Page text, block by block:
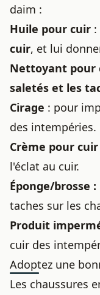
daim :
Huile pour cuir
cuir, et lui
Nettoyant pour
saletés et les
Cirage : pour
des intempéries.
Crème pour cuir
l'éclat au cuir.
Éponge/brosse :
taches sur les
Produit
cuir des
Adoptez une
Les chaussures